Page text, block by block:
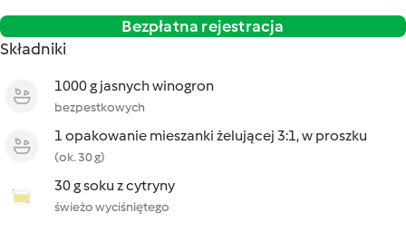
Bezpłatna rejestracja
Składniki
1000 g jasnych winogron
bezpestkowych
1 opakowanie mieszanki żelującej 3:1, w proszku
(ok. 30 g)
30 g soku z cytryny
świeżo wyciśniętego